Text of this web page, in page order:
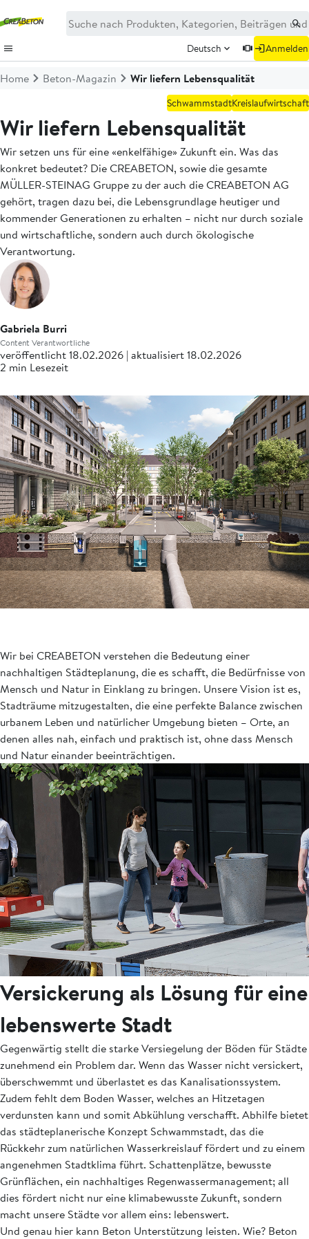
Deutsch Anmelden
Home Beton-Magazin Wir liefern Lebensqualität
SchwammstadtKreislaufwirtschaft
Wir liefern Lebensqualität
Wir setzen uns für eine «enkelfähige» Zukunft ein. Was das
konkret bedeutet? Die CREABETON, sowie die gesamte
MÜLLER-STEINAG Gruppe zu der auch die CREABETON AG
gehört, tragen dazu bei, die Lebensgrundlage heutiger und
kommender Generationen zu erhalten – nicht nur durch soziale
und wirtschaftliche, sondern auch durch ökologische
Verantwortung.
Gabriela Burri
Content Verantwortliche
veröffentlicht 18.02.2026 | aktualisiert 18.02.2026
2 min Lesezeit
Wir bei CREABETON verstehen die Bedeutung einer
nachhaltigen Städteplanung, die es schafft, die Bedürfnisse von
Mensch und Natur in Einklang zu bringen. Unsere Vision ist es,
Stadträume mitzugestalten, die eine perfekte Balance zwischen
urbanem Leben und natürlicher Umgebung bieten – Orte, an
denen alles nah, einfach und praktisch ist, ohne dass Mensch
und Natur einander beeinträchtigen.
Versickerung als Lösung für eine
lebenswerte Stadt
Gegenwärtig stellt die starke Versiegelung der Böden für Städte
zunehmend ein Problem dar. Wenn das Wasser nicht versickert,
überschwemmt und überlastet es das Kanalisationssystem.
Zudem fehlt dem Boden Wasser, welches an Hitzetagen
verdunsten kann und somit Abkühlung verschafft. Abhilfe bietet
das städteplanerische Konzept Schwammstadt, das die
Rückkehr zum natürlichen Wasserkreislauf fördert und zu einem
angenehmen Stadtklima führt. Schattenplätze, bewusste
Grünflächen, ein nachhaltiges Regenwassermanagement; all
dies fördert nicht nur eine klimabewusste Zukunft, sondern
macht unsere Städte vor allem eins: lebenswert.
Und genau hier kann Beton Unterstützung leisten. Wie? Beton